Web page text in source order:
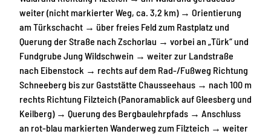
weiter (nicht markierter Weg, ca. 3,2 km) → Orientierung
am Türkschacht → über freies Feld zum Rastplatz und
Querung der Straße nach Zschorlau → vorbei an „Türk“ und
Fundgrube Jung Wildschwein → weiter zur Landstraße
nach Eibenstock → rechts auf dem Rad-/Fußweg Richtung
Schneeberg bis zur Gaststätte Chausseehaus → nach 100 m
rechts Richtung Filzteich (Panoramablick auf Gleesberg und
Keilberg) → Querung des Bergbaulehrpfads → Anschluss
an rot-blau markierten Wanderweg zum Filzteich → weiter